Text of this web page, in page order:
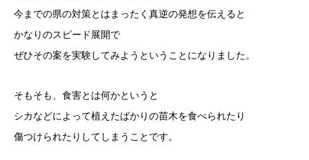
今までの県の対策とはまったく真逆の発想を伝えると
かなりのスピード展開で
ぜひその案を実験してみようということになりました。
そもそも、食害とは何かというと
シカなどによって植えたばかりの苗木を食べられたり
傷つけられたりしてしまうことです。